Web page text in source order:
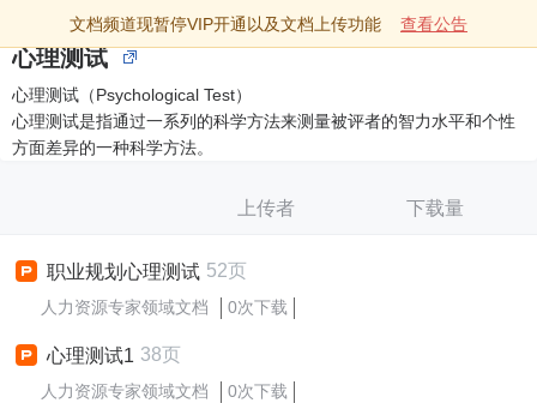
文档频道现暂停VIP开通以及文档上传功能 查看公告
心理测试
心理测试（Psychological Test）
心理测试是指通过一系列的科学方法来测量被评者的智力水平和个性
方面差异的一种科学方法。
上传者 下载量
职业规划心理测试 52页
人力资源专家领域文档 0次下载
心理测试1 38页
人力资源专家领域文档 0次下载